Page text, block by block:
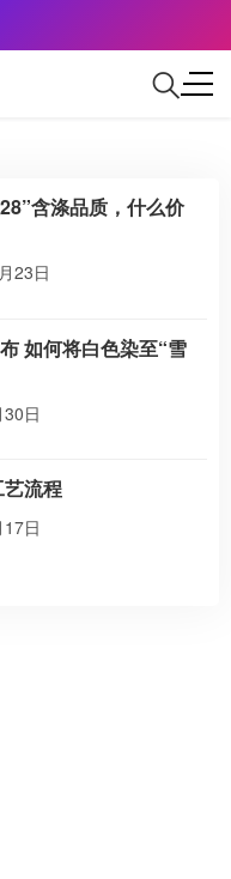
含涤品质，什么价
23日
如何将白色染至“雪
日
流程
日